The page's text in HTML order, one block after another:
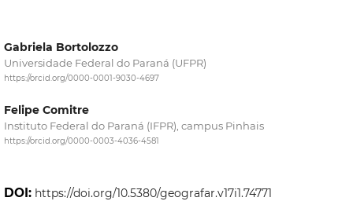
Gabriela Bortolozzo
Universidade Federal do Paraná (UFPR)
https://orcid.org/0000-0001-9030-4697
Felipe Comitre
Instituto Federal do Paraná (IFPR), campus Pinhais
https://orcid.org/0000-0003-4036-4581
DOI: https://doi.org/10.5380/geografar.v17i1.74771